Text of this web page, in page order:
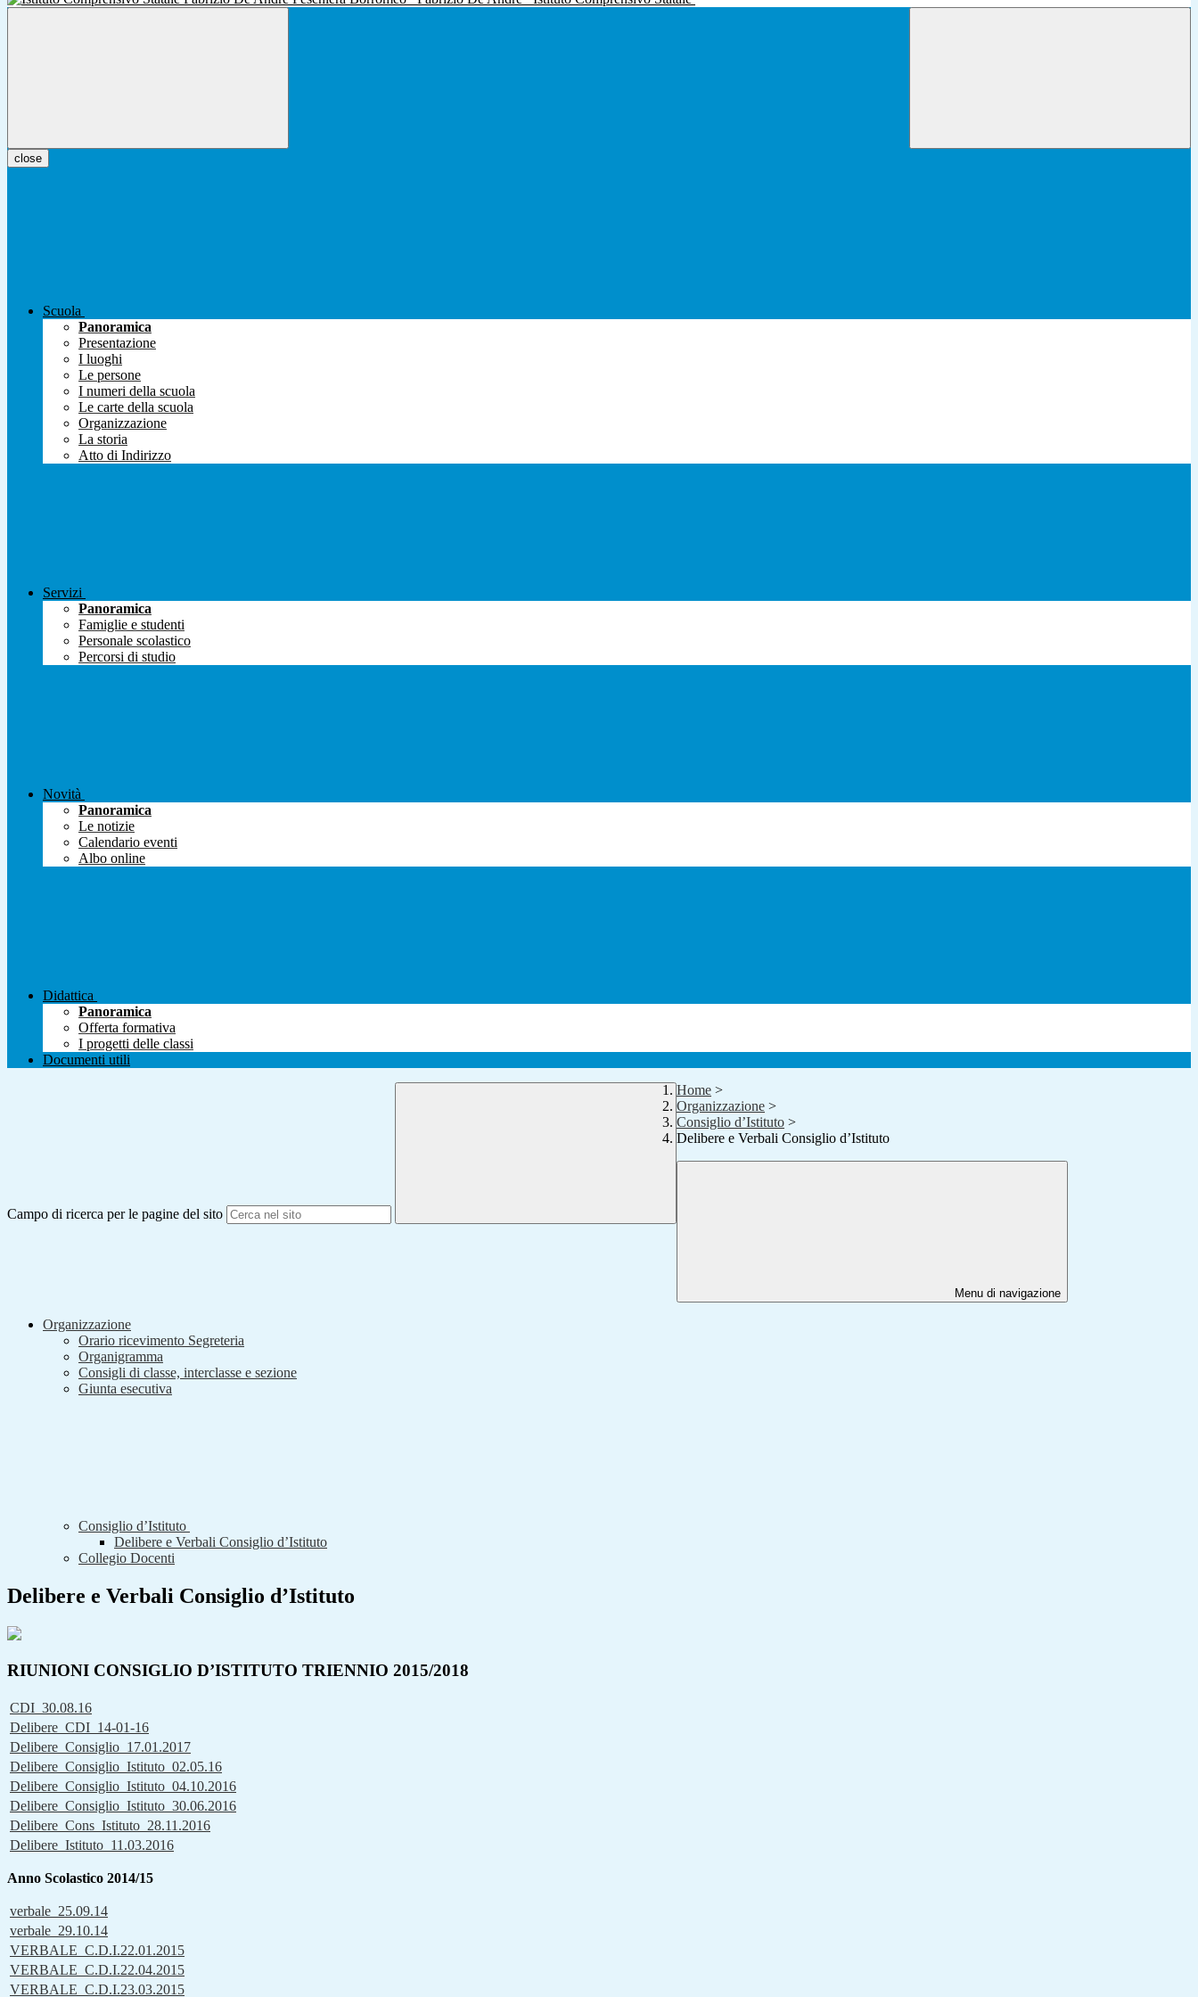
close
Scuola
Panoramica
Presentazione
I luoghi
Le persone
I numeri della scuola
Le carte della scuola
Organizzazione
La storia
Atto di Indirizzo
Servizi
Panoramica
Famiglie e studenti
Personale scolastico
Percorsi di studio
Novità
Panoramica
Le notizie
Calendario eventi
Albo online
Didattica
Panoramica
Offerta formativa
I progetti delle classi
Documenti utili
Campo di ricerca per le pagine del sito
Home >
Organizzazione >
Consiglio d’Istituto >
Delibere e Verbali Consiglio d’Istituto
Menu di navigazione
Organizzazione
Orario ricevimento Segreteria
Organigramma
Consigli di classe, interclasse e sezione
Giunta esecutiva
Consiglio d’Istituto
Delibere e Verbali Consiglio d’Istituto
Collegio Docenti
Delibere e Verbali Consiglio d’Istituto
RIUNIONI CONSIGLIO D’ISTITUTO TRIENNIO 2015/2018
CDI_30.08.16
Delibere_CDI_14-01-16
Delibere_Consiglio_17.01.2017
Delibere_Consiglio_Istituto_02.05.16
Delibere_Consiglio_Istituto_04.10.2016
Delibere_Consiglio_Istituto_30.06.2016
Delibere_Cons_Istituto_28.11.2016
Delibere_Istituto_11.03.2016
Anno Scolastico 2014/15
verbale_25.09.14
verbale_29.10.14
VERBALE_C.D.I.22.01.2015
VERBALE_C.D.I.22.04.2015
VERBALE_C.D.I.23.03.2015